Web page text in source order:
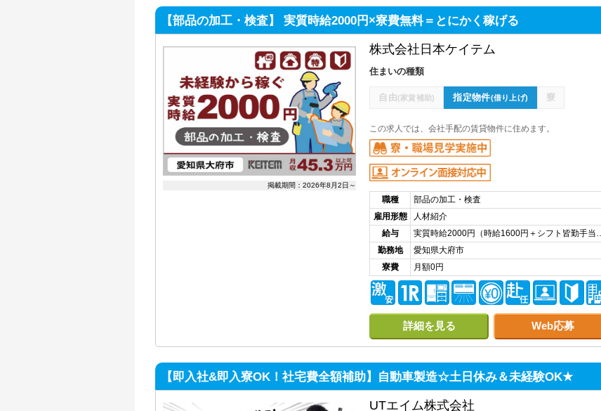
【部品の加工・検査】 実質時給2000円×寮費無料＝とにかく稼げる
掲載期間：2026年8月2日～
株式会社日本ケイテム
住まいの種類
自由(家賃補助) 指定物件(借り上げ) 寮
この求人では、会社手配の賃貸物件に住めます。
職種
部品の加工・検査
雇用形態
人材紹介
給与
実質時給2000円（時給1600円＋シフト皆勤手当…
勤務地
愛知県大府市
寮費
月額0円
詳細を見る Web応募
【即入社&即入寮OK！社宅費全額補助】自動車製造☆土日休み＆未経験OK★
UTエイム株式会社